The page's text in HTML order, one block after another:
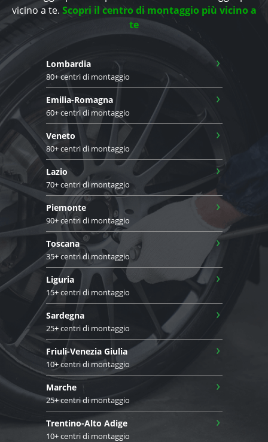
vicino a te. Scopri il centro di montaggio più vicino a
te
Lombardia
80+ centri di montaggio
›
Emilia-Romagna
60+ centri di montaggio
›
Veneto
80+ centri di montaggio
›
Lazio
70+ centri di montaggio
›
Piemonte
90+ centri di montaggio
›
Toscana
35+ centri di montaggio
›
Liguria
15+ centri di montaggio
›
Sardegna
25+ centri di montaggio
›
Friuli-Venezia Giulia
10+ centri di montaggio
›
Marche
25+ centri di montaggio
›
Trentino-Alto Adige
10+ centri di montaggio
›